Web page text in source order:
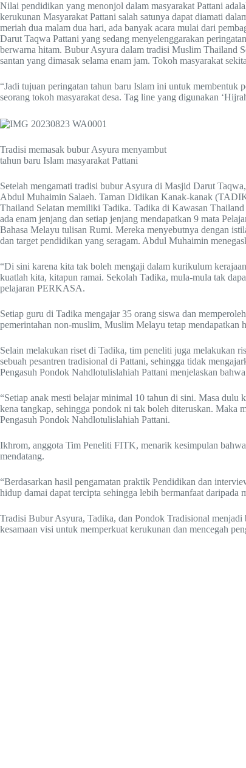
Nilai pendidikan yang menonjol dalam masyarakat Pattani
kerukunan Masyarakat Pattani salah satunya dapat diamati
meriah dua malam dua hari, ada banyak acara mulai dari
Darut Taqwa Pattani yang sedang menyelenggarakan
berwarna hitam. Bubur Asyura dalam tradisi Muslim Thailand
santan yang dimasak selama enam jam. Tokoh masyarakat
“Jadi tujuan peringatan tahun baru Islam ini untuk membentuk
seorang tokoh masyarakat desa. Tag line yang digunakan
Tradisi memasak bubur Asyura menyambut
tahun baru Islam masyarakat Pattani
Setelah mengamati tradisi bubur Asyura di Masjid Darut
Abdul Muhaimin Salaeh. Taman Didikan Kanak-kanak
Thailand Selatan memiliki Tadika. Tadika di Kawasan
ada enam jenjang dan setiap jenjang mendapatkan 9 mata
Bahasa Melayu tulisan Rumi. Mereka menyebutnya dengan
dan target pendidikan yang seragam. Abdul Muhaimin
“Di sini karena kita tak boleh mengaji dalam kurikulum
kuatlah kita, kitapun ramai. Sekolah Tadika, mula-mula tak
pelajaran PERKASA.
Setiap guru di Tadika mengajar 35 orang siswa dan
pemerintahan non-muslim, Muslim Melayu tetap mendapatkan
Selain melakukan riset di Tadika, tim peneliti juga melakukan
sebuah pesantren tradisional di Pattani, sehingga tidak
Pengasuh Pondok Nahdlotulislahiah Pattani menjelaskan
“Setiap anak mesti belajar minimal 10 tahun di sini. Masa dulu
kena tangkap, sehingga pondok ni tak boleh diteruskan. Maka
Pengasuh Pondok Nahdlotulislahiah Pattani.
Ikhrom, anggota Tim Peneliti FITK, menarik kesimpulan
mendatang.
“Berdasarkan hasil pengamatan praktik Pendidikan dan
hidup damai dapat tercipta sehingga lebih bermanfaat
Tradisi Bubur Asyura, Tadika, dan Pondok Tradisional
kesamaan visi untuk memperkuat kerukunan dan mencegah